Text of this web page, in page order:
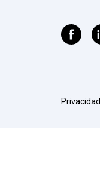
Privacidad